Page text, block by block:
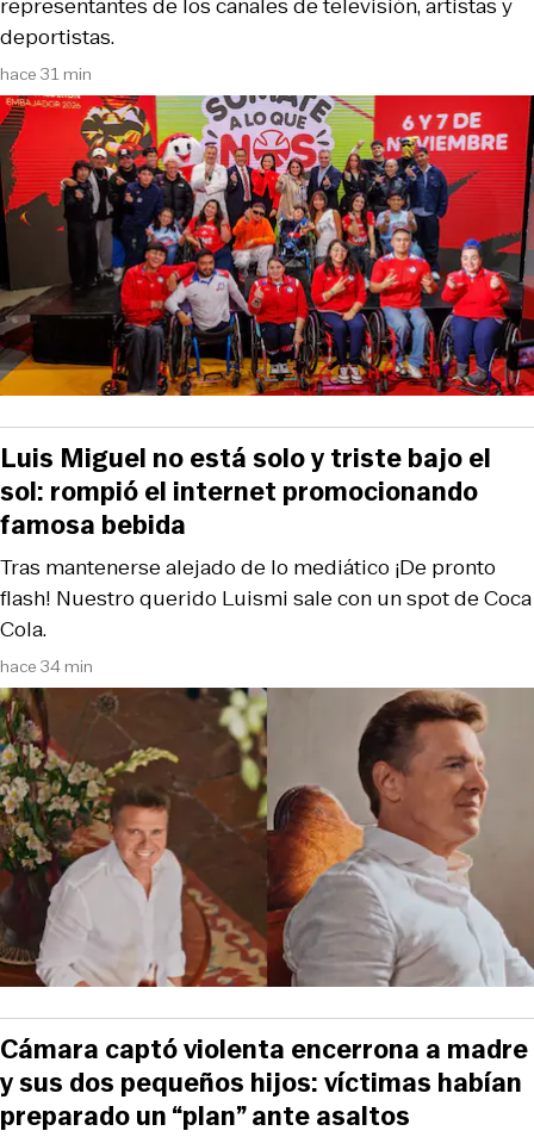
hace 31 min
deportistas.
hace 34 min
Tras mantenerse alejado de lo mediático ¡De pronto
flash! Nuestro querido Luismi sale con un spot de Coca
Cola.
Luis Miguel no está solo y triste bajo el
sol: rompió el internet promocionando
famosa bebida
Cámara captó violenta encerrona a madre
y sus dos pequeños hijos: víctimas habían
preparado un “plan” ante asaltos